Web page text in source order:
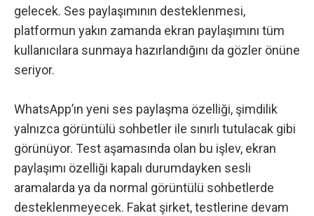
gelecek. Ses paylaşımının desteklenmesi,
platformun yakın zamanda ekran paylaşımını tüm
kullanıcılara sunmaya hazırlandığını da gözler önüne
seriyor.
WhatsApp’ın yeni ses paylaşma özelliği, şimdilik
yalnızca görüntülü sohbetler ile sınırlı tutulacak gibi
görünüyor. Test aşamasında olan bu işlev, ekran
paylaşımı özelliği kapalı durumdayken sesli
aramalarda ya da normal görüntülü sohbetlerde
desteklenmeyecek. Fakat şirket, testlerine devam